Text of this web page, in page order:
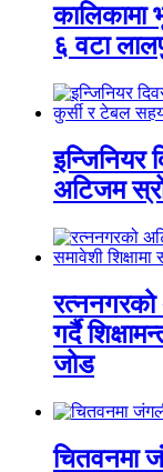
कालिकामा
६ वटा
इन्जिनियर
अटिजम
गर्दै
जोड
चितवनमा